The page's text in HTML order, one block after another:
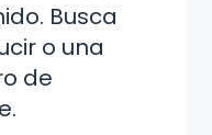
Busca
o una
de